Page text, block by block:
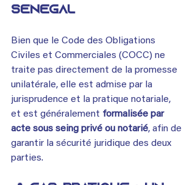
Sénégal
Bien que le Code des Obligations
Civiles et Commerciales (COCC) ne
traite pas directement de la promesse
unilatérale, elle est admise par la
jurisprudence et la pratique notariale,
et est généralement formalisée par
acte sous seing privé ou notarié, afin de
garantir la sécurité juridique des deux
parties.